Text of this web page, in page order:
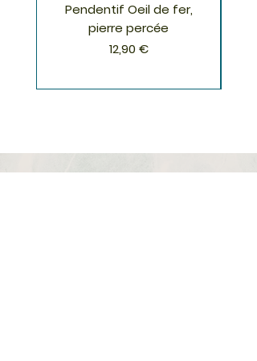
Pendentif Oeil de fer,
pierre percée
Prix
12,90 €
S'inscrire à la Newsletter